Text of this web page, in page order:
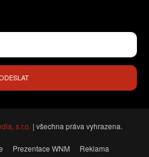
s.r.o. | všechna práva vyhrazena.
Prezentace WNM
Reklama